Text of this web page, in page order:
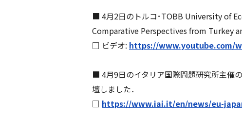
■ 4月2日のトルコ･TOBB University of
Comparative Perspectives from Turkey
□ ビデオ: https://www.youtube.com/
■ 4月9日のイタリア国際問題研究所主
壇しました．
□ https://www.iai.it/en/news/eu-